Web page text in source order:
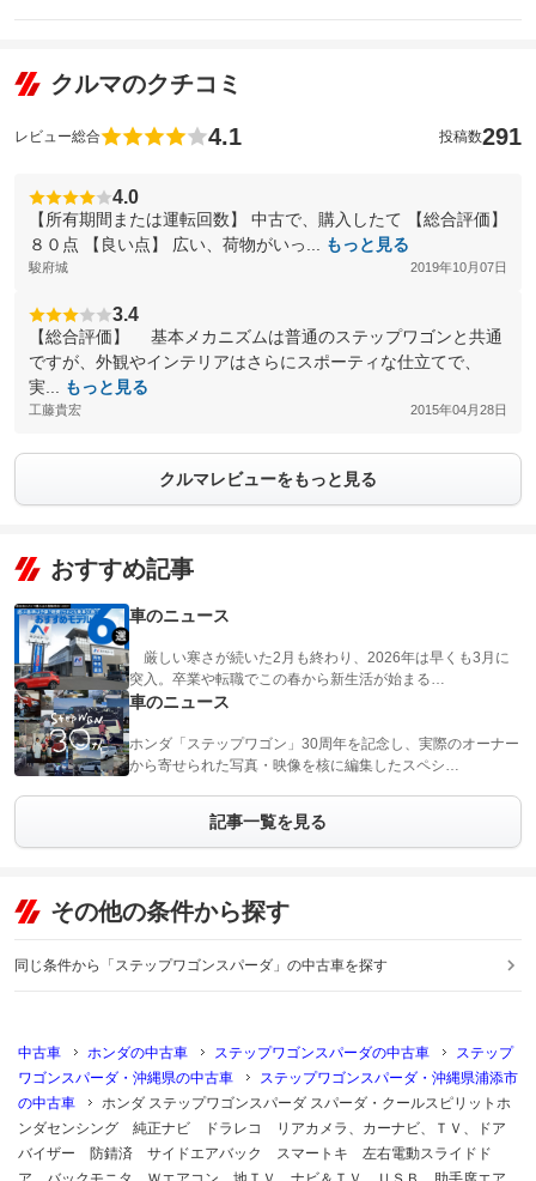
クルマのクチコミ
レビュー総合 4.1 投稿数291
4.0
【所有期間または運転回数】 中古で、購入したて 【総合評価】
８０点 【良い点】 広い、荷物がいっ...
もっと見る
駿府城 2019年10月07日
3.4
【総合評価】 基本メカニズムは普通のステップワゴンと共通
ですが、外観やインテリアはさらにスポーティな仕立てで、
実...
もっと見る
工藤貴宏 2015年04月28日
クルマレビューをもっと見る
おすすめ記事
車のニュース
厳しい寒さが続いた2月も終わり、2026年は早くも3月に
突入。卒業や転職でこの春から新生活が始まる…
車のニュース
ホンダ「ステップワゴン」30周年を記念し、実際のオーナー
から寄せられた写真・映像を核に編集したスペシ…
記事一覧を見る
その他の条件から探す
同じ条件から「ステップワゴンスパーダ」の中古車を探す
中古車 ホンダの中古車 ステップワゴンスパーダの中古車
ステップ
ワゴンスパーダ・沖縄県の中古車
ステップワゴンスパーダ・沖縄県浦添市
の中古車
ホンダ ステップワゴンスパーダ スパーダ・クールスピリットホ
ンダセンシング 純正ナビ ドラレコ リアカメラ、カーナビ、ＴＶ、ドア
バイザー 防錆済 サイドエアバック スマートキ 左右電動スライドド